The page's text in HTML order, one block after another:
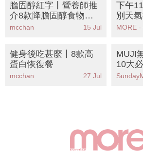
膽固醇紅字丨營養師推
介8款降膽固醇食物！
附一週低脂高蛋白餐單
mcchan 15 Jul
下午
別天
台發
健身後吃甚麼丨8款高
蛋白恢復餐
mcchan 27 Jul
MUJI
10大
器」